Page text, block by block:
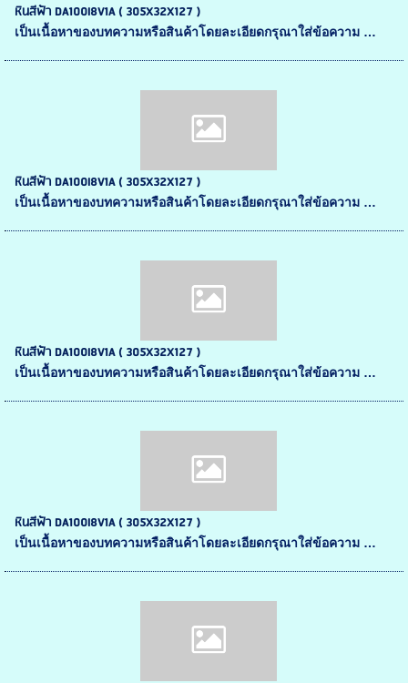
หินสีฟ้า DA100I8V1A ( 305X32X127 )
เป็นเนื้อหาของบทความหรือสินค้าโดยละเอียดกรุณาใส่ข้อความ …
หินสีฟ้า DA100I8V1A ( 305X32X127 )
เป็นเนื้อหาของบทความหรือสินค้าโดยละเอียดกรุณาใส่ข้อความ …
หินสีฟ้า DA100I8V1A ( 305X32X127 )
เป็นเนื้อหาของบทความหรือสินค้าโดยละเอียดกรุณาใส่ข้อความ …
หินสีฟ้า DA100I8V1A ( 305X32X127 )
เป็นเนื้อหาของบทความหรือสินค้าโดยละเอียดกรุณาใส่ข้อความ …